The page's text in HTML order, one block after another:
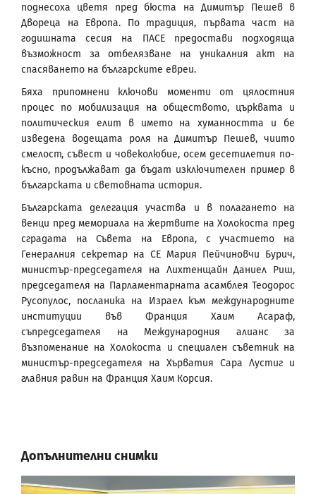
поднесоха цветя пред бюста на Димитър Пешев в
Двореца на Европа. По традиция, първата част на
годишната сесия на ПАСЕ предостави подходяща
възможност за отбелязване на уникалния акт на
спасяването на българските евреи.
Бяха припомнени ключови моменти от цялостния
процес по мобилизация на обществото, църквата и
политическия елит в името на хуманността и бе
изведена водещата роля на Димитър Пешев, чиито
смелост, съвест и човеколюбие, осем десетилетия по-
късно, продължават да бъдат изключителен пример в
българската и световната история.
Българската делегация участва и в полагането на
венци пред мемориала на жертвите на Холокоста пред
сградата на Съвета на Европа, с участието на
Генералния секретар на СЕ Мария Пейчиновчи Бурич,
министър-председателя на Лихтенщайн Даниел Риш,
председателя на Парламентарната асамблея Теодорос
Русопулос, посланика на Израел към международните
институции във Франция Хаим Асараф,
съпредседателя на Международния алианс за
възпоменание на Холокоста и специален съветник на
министър-председателя на Хърватия Сара Лустиг и
главния равин на Франция Хаим Корсия.
Допълнителни снимки